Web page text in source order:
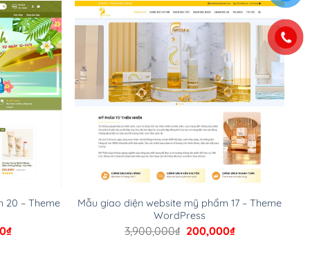
20 – Theme
₫Giá
Mẫu giao diện website mỹ phẩm 17 – Theme
WordPress
3,900,000₫ Giá
200,000₫Giá